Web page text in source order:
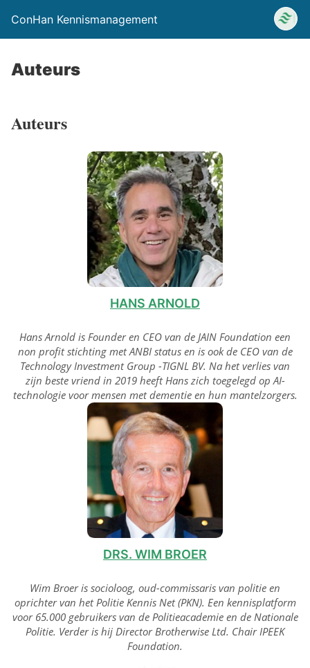
ConHan Kennismanagement
Auteurs
Auteurs
HANS ARNOLD
Hans Arnold is Founder en CEO van de JAIN Foundation een
non profit stichting met ANBI status en is ook de CEO van de
Technology Investment Group -TIGNL BV. Na het verlies van
zijn beste vriend in 2019 heeft Hans zich toegelegd op AI-
technologie voor mensen met dementie en hun mantelzorgers.
DRS. WIM BROER
Wim Broer is socioloog, oud-commissaris van politie en
oprichter van het Politie Kennis Net (PKN). Een kennisplatform
voor 65.000 gebruikers van de Politieacademie en de Nationale
Politie. Verder is hij Director Brotherwise Ltd. Chair IPEEK
Foundation.